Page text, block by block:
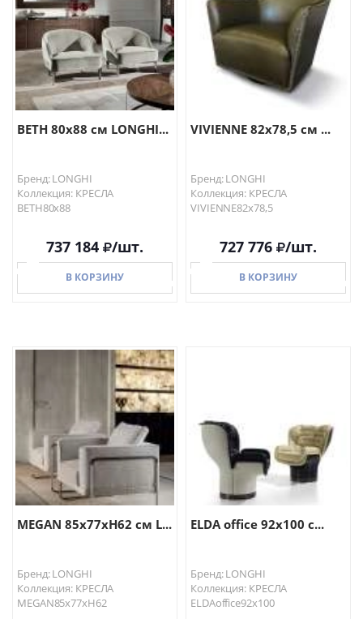
BETH 80х88 см LONGHI...
Бренд: LONGHI
Коллекция: КРЕСЛА
BETH80х88
737 184 /шт.
В КОРЗИНУ
В КОРЗИНУ
VIVIENNE 82х78,5 см ...
Бренд: LONGHI
Коллекция: КРЕСЛА
VIVIENNE82х78,5
727 776 /шт.
В КОРЗИНУ
MEGAN 85х77хН62 см L...
Бренд: LONGHI
Коллекция: КРЕСЛА
MEGAN85х77хН62
ELDA office 92х100 с...
Бренд: LONGHI
Коллекция: КРЕСЛА
ELDAoffice92х100